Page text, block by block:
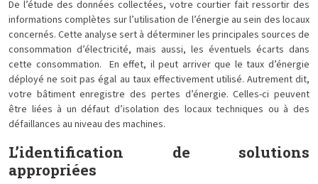
De l’étude des données collectées, votre courtier fait ressortir des
informations complètes sur l’utilisation de l’énergie au sein des locaux
concernés. Cette analyse sert à déterminer les principales sources de
consommation d’électricité, mais aussi, les éventuels écarts dans
cette consommation. En effet, il peut arriver que le taux d’énergie
déployé ne soit pas égal au taux effectivement utilisé. Autrement dit,
votre bâtiment enregistre des pertes d’énergie. Celles-ci peuvent
être liées à un défaut d’isolation des locaux techniques ou à des
défaillances au niveau des machines.
L’identification de solutions
appropriées